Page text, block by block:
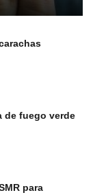
de fuego verde
para